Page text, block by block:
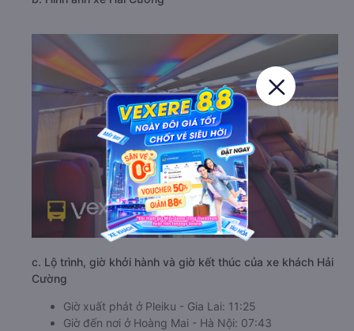
c. Lộ trình, giờ khởi hành và giờ kết thúc của xe khách Hải
Cường
Giờ xuất phát ở Pleiku - Gia Lai: 11:25
Giờ đến nơi ở Hoàng Mai - Hà Nội: 07:43